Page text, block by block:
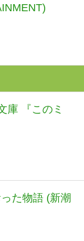
庫 『このミ
た物語 (新潮